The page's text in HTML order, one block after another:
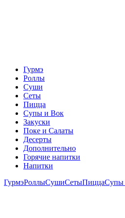
Гурмэ
Роллы
Суши
Сеты
Пицца
Супы и Вок
Закуски
Поке и Салаты
Десерты
Дополнительно
Горячие напитки
Напитки
ГурмэРоллыСушиСетыПиццаСупы